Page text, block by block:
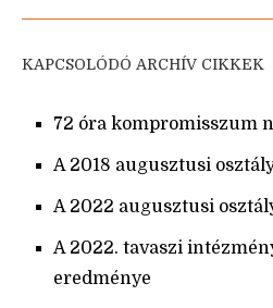
KAPCSOLÓDÓ ARCHÍV CIKKEK
72 óra kompromisszum
A 2018 augusztusi
A 2022 augusztusi
A 2022. tavaszi
eredménye